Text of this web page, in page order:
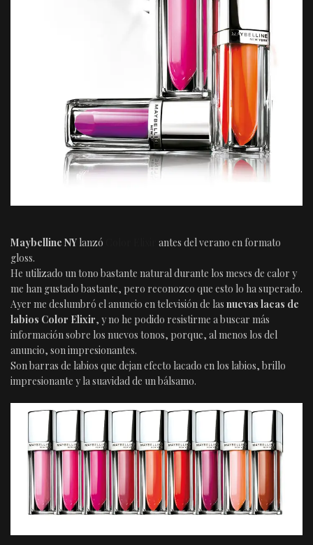
Maybelline NY lanzó
antes del verano en formato
gloss.
He utilizado un tono bastante natural durante los meses de calor y
me han gustado bastante, pero reconozco que esto lo ha superado.
Ayer me deslumbró el anuncio en televisión de las nuevas lacas de
labios Color Elixir, y no he podido resistirme a buscar más
información sobre los nuevos tonos, porque, al menos los del
anuncio, son impresionantes.
Son barras de labios que dejan efecto lacado en los labios, brillo
impresionante y la suavidad de un bálsamo.